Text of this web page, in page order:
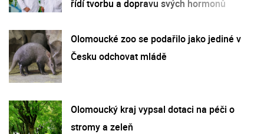
řídí tvorbu a dopravu svých hormonů
Olomoucké zoo se podařilo jako jediné v
Česku odchovat mládě
Olomoucký kraj vypsal dotaci na péči o
stromy a zeleň